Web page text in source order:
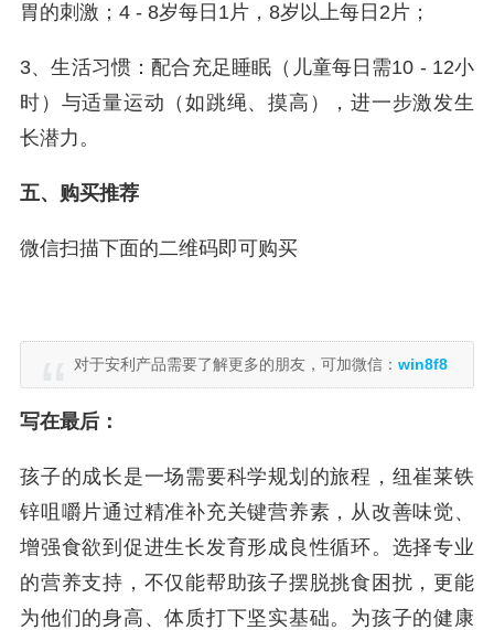
胃的刺激；4 - 8岁每日1片，8岁以上每日2片；
3、生活习惯：配合充足睡眠（儿童每日需10 - 12小
时）与适量运动（如跳绳、摸高），进一步激发生
长潜力。
五、购买推荐
微信扫描下面的二维码即可购买
对于安利产品需要了解更多的朋友，可加微信： win8f8
写在最后：
孩子的成长是一场需要科学规划的旅程，纽崔莱铁
锌咀嚼片通过精准补充关键营养素，从改善味觉、
增强食欲到促进生长发育形成良性循环。选择专业
的营养支持，不仅能帮助孩子摆脱挑食困扰，更能
为他们的身高、体质打下坚实基础。为孩子的健康